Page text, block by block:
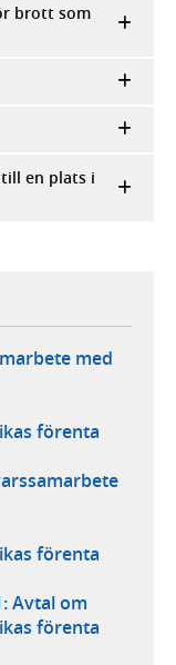
brott som
en plats i
med
förenta
förenta
Avtal om
förenta